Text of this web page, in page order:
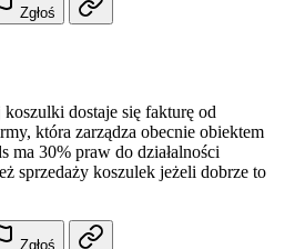
Zgłoś
dostaje się fakturę od
która zarządza obecnie obiektem
ma 30% praw do działalności
sprzedaży koszulek jeżeli dobrze to
Zgłoś